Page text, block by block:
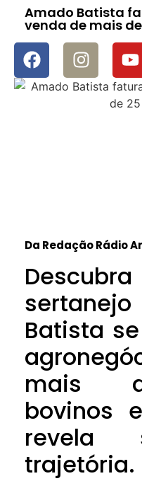
Amado Batista
venda de mais
Da Redação Rádio
Batista
mais
bovinos
revela
trajetória.